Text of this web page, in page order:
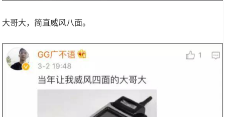
大哥大，简直威风八面。